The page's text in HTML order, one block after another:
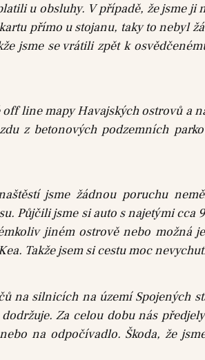
u obsluhy. V případě, že jsme ji
přímo u stojanu, taky to nebyl
jsme se vrátili zpět k
line mapy Havajských ostrovů a
z betonových podzemních
jsme žádnou poruchu
Půjčili jsme si auto s najetými cca
jiném ostrově nebo možná
Takže jsem si cestu moc
na silnicích na území Spojených
Za celou dobu nás
na odpočívadlo. Škoda, že